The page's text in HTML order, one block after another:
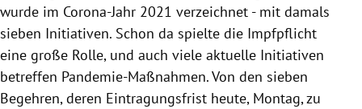
wurde im Corona-Jahr 2021 verzeichnet - mit damals
sieben Initiativen. Schon da spielte die Impfpflicht
eine große Rolle, und auch viele aktuelle Initiativen
betreffen Pandemie-Maßnahmen. Von den sieben
Begehren, deren Eintragungsfrist heute, Montag, zu